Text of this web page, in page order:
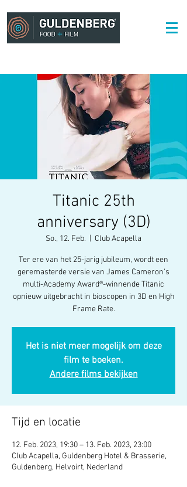
Titanic 25th
anniversary (3D)
So., 12. Feb. Club Acapella
Ter ere van het 25-jarig jubileum, wordt een
geremasterde versie van James Cameron's
multi-Academy Award®-winnende Titanic
opnieuw uitgebracht in bioscopen in 3D en High
Frame Rate.
Het is niet meer mogelijk om deze
film te boeken.
Andere films bekijken
Tijd en locatie
12. Feb. 2023, 19:30 – 13. Feb. 2023, 23:00
Club Acapella, Guldenberg Hotel & Brasserie,
Guldenberg, Helvoirt, Nederland